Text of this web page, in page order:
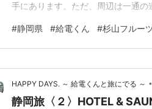
手にあります。ただ、周辺は一通
いますが、今回のお目当てはこちら
ね？！？！「中華ごはん かんざし
#静岡県 #給電くん #杉山フルー
HAPPY DAYS. ～ 給電くんと旅にでる ～ •
静岡旅〈２〉HOTEL &